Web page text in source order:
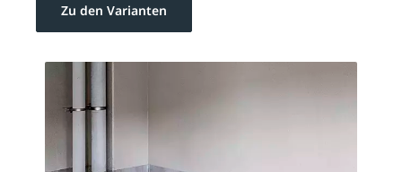
Zu den Varianten